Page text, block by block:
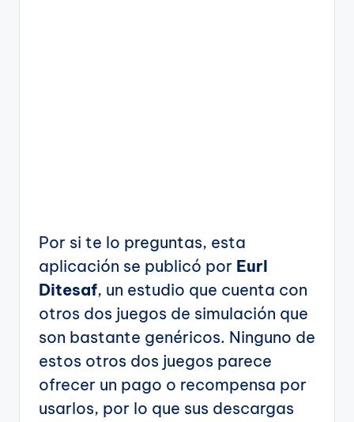
Por si te lo preguntas, esta
aplicación se publicó por Eurl
Ditesaf, un estudio que cuenta con
otros dos juegos de simulación que
son bastante genéricos. Ninguno de
estos otros dos juegos parece
ofrecer un pago o recompensa por
usarlos, por lo que sus descargas